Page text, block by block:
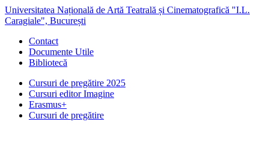
Universitatea Națională de Artă Teatrală și Cinematografică "I.L.
Caragiale", București
Contact
Documente Utile
Bibliotecă
Cursuri de pregătire 2025
Cursuri editor Imagine
Erasmus+
Cursuri de pregătire